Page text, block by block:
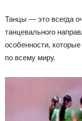
Танцы — это всегда
танцевального
особенности,
по всему миру.